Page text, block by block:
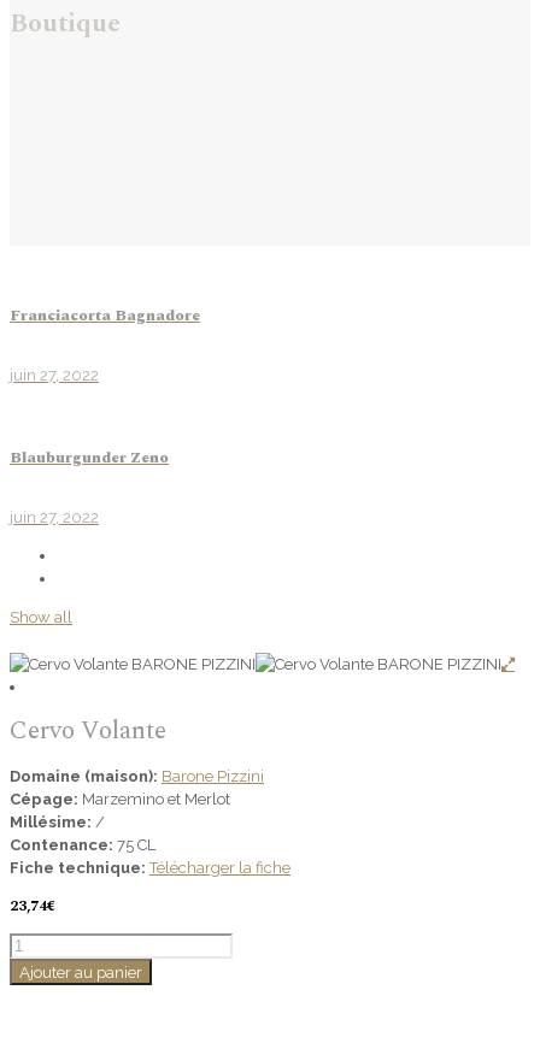
Boutique
Franciacorta Bagnadore
juin 27, 2022
Blauburgunder Zeno
juin 27, 2022
Show all
Cervo Volante
Domaine (maison): Barone Pizzini
Cépage: Marzemino et Merlot
Millésime: /
Contenance: 75 CL
Fiche technique: Télécharger la fiche
23,74€
quantité
de
Cervo
Ajouter au panier